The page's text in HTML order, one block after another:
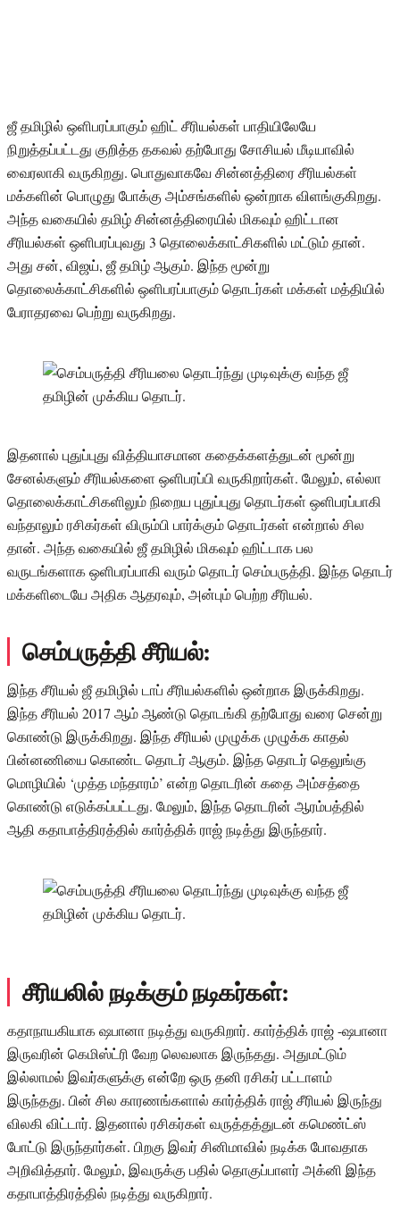
ஜீ தமிழில் ஒளிபரப்பாகும் ஹிட் சீரியல்கள் பாதியிலேயே
நிறுத்தப்பட்டது குறித்த தகவல் தற்போது சோசியல் மீடியாவில்
வைரலாகி வருகிறது. பொதுவாகவே சின்னத்திரை சீரியல்கள்
மக்களின் பொழுது போக்கு அம்சங்களில் ஒன்றாக விளங்குகிறது.
அந்த வகையில் தமிழ் சின்னத்திரையில் மிகவும் ஹிட்டான
சீரியல்கள் ஒளிபரப்புவது 3 தொலைக்காட்சிகளில் மட்டும் தான்.
அது சன், விஜய், ஜீ தமிழ் ஆகும். இந்த மூன்று
தொலைக்காட்சிகளில் ஒளிபரப்பாகும் தொடர்கள் மக்கள் மத்தியில்
பேராதரவை பெற்று வருகிறது.
இதனால் புதுப்புது வித்தியாசமான கதைக்களத்துடன் மூன்று
சேனல்களும் சீரியல்களை ஒளிபரப்பி வருகிறார்கள். மேலும், எல்லா
தொலைக்காட்சிகளிலும் நிறைய புதுப்புது தொடர்கள் ஒளிபரப்பாகி
வந்தாலும் ரசிகர்கள் விரும்பி பார்க்கும் தொடர்கள் என்றால் சில
தான். அந்த வகையில் ஜீ தமிழில் மிகவும் ஹிட்டாக பல
வருடங்களாக ஒளிபரப்பாகி வரும் தொடர் செம்பருத்தி. இந்த தொடர்
மக்களிடையே அதிக ஆதரவும், அன்பும் பெற்ற சீரியல்.
செம்பருத்தி சீரியல்:
இந்த சீரியல் ஜீ தமிழில் டாப் சீரியல்களில் ஒன்றாக இருக்கிறது.
இந்த சீரியல் 2017 ஆம் ஆண்டு தொடங்கி தற்போது வரை சென்று
கொண்டு இருக்கிறது. இந்த சீரியல் முழுக்க முழுக்க காதல்
பின்னணியை கொண்ட தொடர் ஆகும். இந்த தொடர் தெலுங்கு
மொழியில் ‘முத்த மந்தாரம்’ என்ற தொடரின் கதை அம்சத்தை
கொண்டு எடுக்கப்பட்டது. மேலும், இந்த தொடரின் ஆரம்பத்தில்
ஆதி கதாபாத்திரத்தில் கார்த்திக் ராஜ் நடித்து இருந்தார்.
சீரியலில் நடிக்கும் நடிகர்கள்:
கதாநாயகியாக ஷபானா நடித்து வருகிறார். கார்த்திக் ராஜ் -ஷபானா
இருவரின் கெமிஸ்ட்ரி வேற லெவலாக இருந்தது. அதுமட்டும்
இல்லாமல் இவர்களுக்கு என்றே ஒரு தனி ரசிகர் பட்டாளம்
இருந்தது. பின் சில காரணங்களால் கார்த்திக் ராஜ் சீரியல் இருந்து
விலகி விட்டார். இதனால் ரசிகர்கள் வருத்தத்துடன் கமெண்ட்ஸ்
போட்டு இருந்தார்கள். பிறகு இவர் சினிமாவில் நடிக்க போவதாக
அறிவித்தார். மேலும், இவருக்கு பதில் தொகுப்பாளர் அக்னி இந்த
கதாபாத்திரத்தில் நடித்து வருகிறார்.